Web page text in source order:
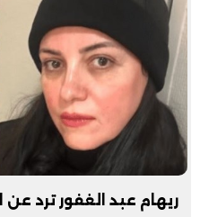
ريهام عبد الغفور ترد عن